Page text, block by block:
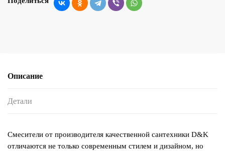
Описание
Детали
Смесители от производителя качественной сантехники D&K
отличаются не только современным стилем и дизайном, но